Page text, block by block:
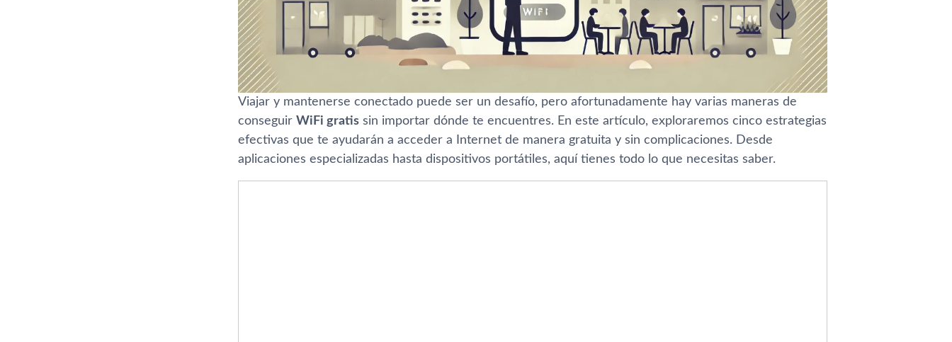
Viajar y mantenerse conectado puede ser un desafío, pero afortunadamente hay varias maneras de
conseguir WiFi gratis sin importar dónde te encuentres. En este artículo, exploraremos cinco estrategias
efectivas que te ayudarán a acceder a Internet de manera gratuita y sin complicaciones. Desde
aplicaciones especializadas hasta dispositivos portátiles, aquí tienes todo lo que necesitas saber.